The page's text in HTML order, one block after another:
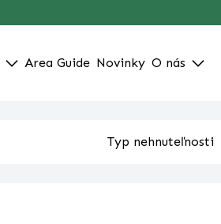
Area Guide Novinky O nás